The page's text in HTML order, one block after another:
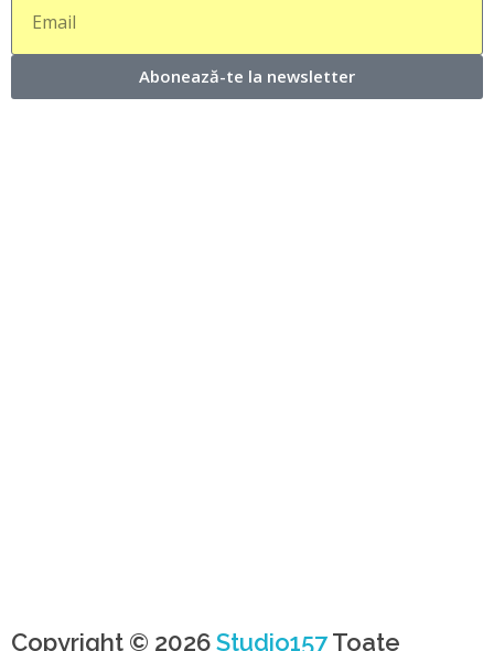
Abonează-te la newsletter
Copyright © 2026Studio157Toate